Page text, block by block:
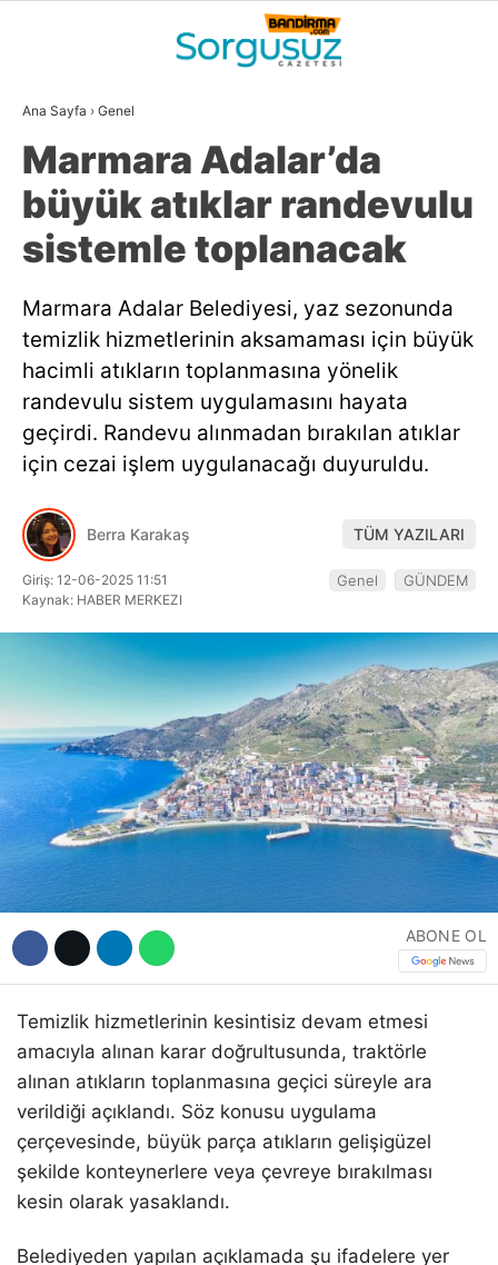
Facebook
Instagram
Youtube
22.1
BALIKESIR
GALERİ VİDEO YAZARLAR
DÜNYA
EKONOMİ
SPOR
MAGAZİN
EĞİTİM
Ana Sayfa › Genel
Marmara Adalar’da
büyük atıklar randevulu
sistemle toplanacak
Marmara Adalar Belediyesi, yaz sezonunda
temizlik hizmetlerinin aksamaması için büyük
hacimli atıkların toplanmasına yönelik
randevulu sistem uygulamasını hayata
geçirdi. Randevu alınmadan bırakılan atıklar
için cezai işlem uygulanacağı duyuruldu.
Berra Karakaş TÜM YAZILARI
Giriş: 12-06-2025 11:51
Kaynak: HABER MERKEZI
Genel GÜNDEM
ABONE OL
Temizlik hizmetlerinin kesintisiz devam etmesi
amacıyla alınan karar doğrultusunda, traktörle
alınan atıkların toplanmasına geçici süreyle ara
verildiği açıklandı. Söz konusu uygulama
çerçevesinde, büyük parça atıkların gelişigüzel
şekilde konteynerlere veya çevreye bırakılması
kesin olarak yasaklandı.
Belediyeden yapılan açıklamada şu ifadelere yer